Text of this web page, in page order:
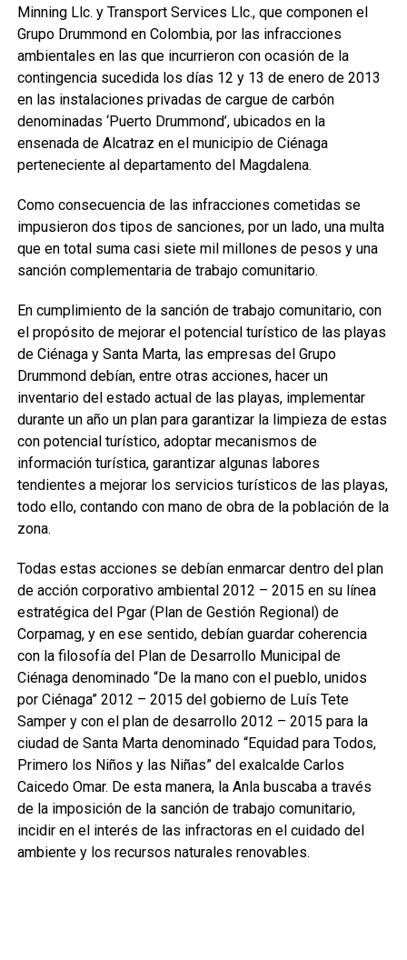
Minning Llc. y Transport Services Llc., que componen el
Grupo Drummond en Colombia, por las infracciones
ambientales en las que incurrieron con ocasión de la
contingencia sucedida los días 12 y 13 de enero de 2013
en las instalaciones privadas de cargue de carbón
denominadas ‘Puerto Drummond’, ubicados en la
ensenada de Alcatraz en el municipio de Ciénaga
perteneciente al departamento del Magdalena.
Como consecuencia de las infracciones cometidas se
impusieron dos tipos de sanciones, por un lado, una multa
que en total suma casi siete mil millones de pesos y una
sanción complementaria de trabajo comunitario.
En cumplimiento de la sanción de trabajo comunitario, con
el propósito de mejorar el potencial turístico de las playas
de Ciénaga y Santa Marta, las empresas del Grupo
Drummond debían, entre otras acciones, hacer un
inventario del estado actual de las playas, implementar
durante un año un plan para garantizar la limpieza de estas
con potencial turístico, adoptar mecanismos de
información turística, garantizar algunas labores
tendientes a mejorar los servicios turísticos de las playas,
todo ello, contando con mano de obra de la población de la
zona.
Todas estas acciones se debían enmarcar dentro del plan
de acción corporativo ambiental 2012 – 2015 en su línea
estratégica del Pgar (Plan de Gestión Regional) de
Corpamag, y en ese sentido, debían guardar coherencia
con la filosofía del Plan de Desarrollo Municipal de
Ciénaga denominado “De la mano con el pueblo, unidos
por Ciénaga” 2012 – 2015 del gobierno de Luís Tete
Samper y con el plan de desarrollo 2012 – 2015 para la
ciudad de Santa Marta denominado “Equidad para Todos,
Primero los Niños y las Niñas” del exalcalde Carlos
Caicedo Omar. De esta manera, la Anla buscaba a través
de la imposición de la sanción de trabajo comunitario,
incidir en el interés de las infractoras en el cuidado del
ambiente y los recursos naturales renovables.